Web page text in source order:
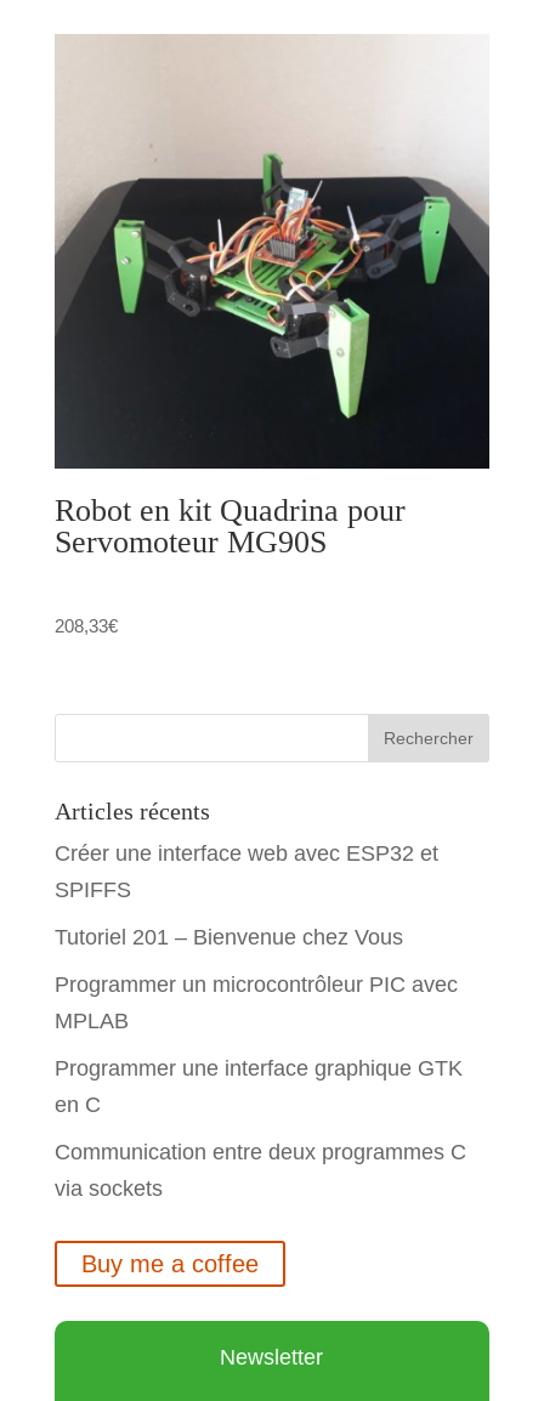
Robot en kit Quadrina pour
Servomoteur MG90S
208,33€
Articles récents
Créer une interface web avec ESP32 et
SPIFFS
Tutoriel 201 – Bienvenue chez Vous
Programmer un microcontrôleur PIC avec
MPLAB
Programmer une interface graphique GTK
en C
Communication entre deux programmes C
via sockets
Buy me a coffee
Newsletter